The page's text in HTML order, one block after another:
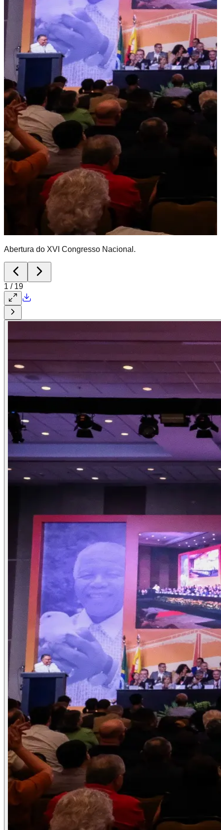
Abertura do XVI Congresso Nacional.
1 / 19